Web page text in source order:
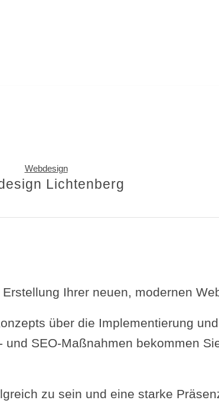
Webdesign
Lichtenberg
Ihrer neuen, modernen
über die Implementierung
SEO-Maßnahmen bekommen
zu sein und eine starke